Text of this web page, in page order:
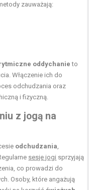
zauważają:
oddychanie to
Włączenie ich do
odchudzania oraz
i fizyczną.
z jogą na
odchudzania,
sesje jogi sprzyjają
co prowadzi do
Osoby, które angażują